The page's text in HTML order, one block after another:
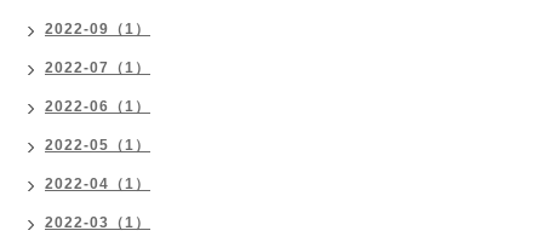
2022-09（1）
2022-07（1）
2022-06（1）
2022-05（1）
2022-04（1）
2022-03（1）